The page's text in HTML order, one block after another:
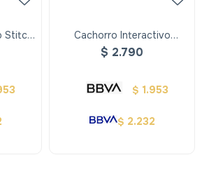
Stitch
Cachorro Interactivo
Dalmata Baby Paws
$ 2.790
$ 1.953
$ 2.232